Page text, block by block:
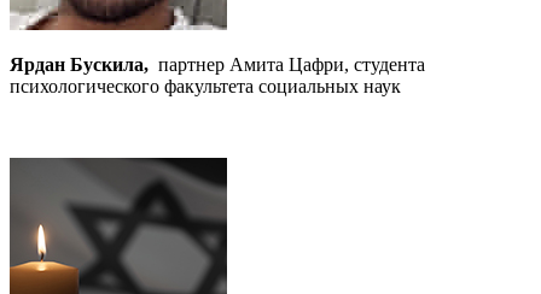
Ярдан Бускила, партнер Амита Цафри, студента
психологического факультета социальных наук